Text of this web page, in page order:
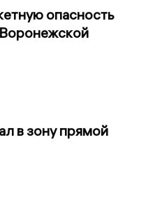
опасность
в зону прямой